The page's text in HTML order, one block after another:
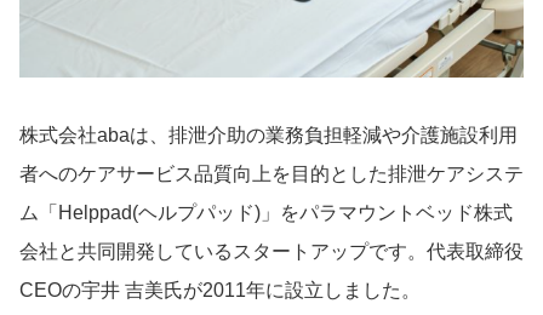
株式会社abaは、排泄介助の業務負担軽減や介護施設利用
者へのケアサービス品質向上を目的とした排泄ケアシステ
ム「Helppad(ヘルプパッド)」をパラマウントベッド株式
会社と共同開発しているスタートアップです。代表取締役
CEOの宇井 吉美氏が2011年に設立しました。